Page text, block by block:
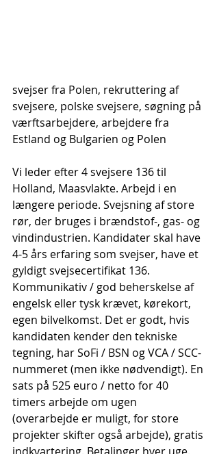
svejser fra Polen, rekruttering af
svejsere, polske svejsere, søgning på
værftsarbejdere, arbejdere fra
Estland og Bulgarien og Polen
Vi leder efter 4 svejsere 136 til
Holland, Maasvlakte. Arbejd i en
længere periode. Svejsning af store
rør, der bruges i brændstof-, gas- og
vindindustrien. Kandidater skal have
4-5 års erfaring som svejser, have et
gyldigt svejsecertifikat 136.
Kommunikativ / god beherskelse af
engelsk eller tysk krævet, kørekort,
egen bilvelkomst. Det er godt, hvis
kandidaten kender den tekniske
tegning, har SoFi / BSN og VCA / SCC-
nummeret (men ikke nødvendigt). En
sats på 525 euro / netto for 40
timers arbejde om ugen
(overarbejde er muligt, for store
projekter skifter også arbejde), gratis